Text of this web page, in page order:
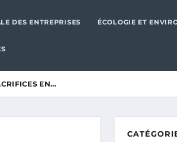
DES ENTREPRISES ÉCOLOGIE ET
EN…